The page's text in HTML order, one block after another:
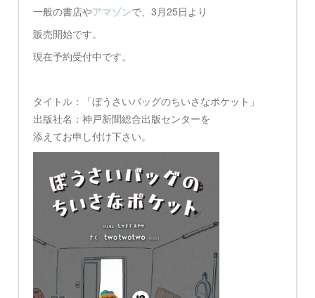
一般の書店やアマゾンで、3月25日より
販売開始です。
現在予約受付中です。
タイトル：「ぼうさいバッグのちいさなポケット」
出版社名：神戸新聞総合出版センターを
添えてお申し付け下さい。